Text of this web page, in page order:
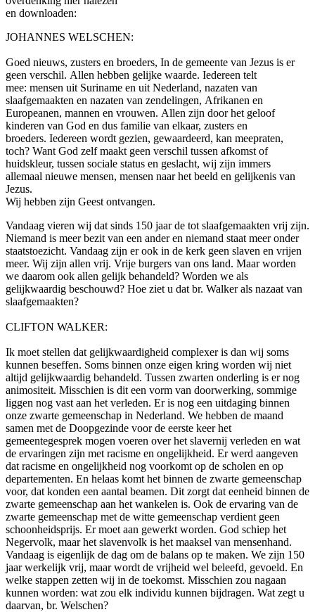
en downloaden:
JOHANNES WELSCHEN:
Goed nieuws, zusters en broeders, In de gemeente van Jezus is er
geen verschil. Allen hebben gelijke waarde. Iedereen telt
mee: mensen uit Suriname en uit Nederland, nazaten van
slaafgemaakten en nazaten van zendelingen, Afrikanen en
Europeanen, mannen en vrouwen. Allen zijn door het geloof
kinderen van God en dus familie van elkaar, zusters en
broeders. Iedereen wordt gezien, gewaardeerd, kan meepraten,
toch? Want God zelf maakt geen verschil tussen afkomst of
huidskleur, tussen sociale status en geslacht, wij zijn immers
allemaal nieuwe mensen, mensen naar het beeld en gelijkenis van
Jezus.
Wij hebben zijn Geest ontvangen.
Vandaag vieren wij dat sinds 150 jaar de tot slaafgemaakten vrij zijn.
Niemand is meer bezit van een ander en niemand staat meer onder
staatstoezicht. Vandaag zijn er ook in de kerk geen slaven en vrijen
meer. Wij zijn allen vrij. Vrije burgers van ons land. Maar worden
we daarom ook allen gelijk behandeld? Worden we als
gelijkwaardig beschouwd? Hoe ziet u dat br. Walker als nazaat van
slaafgemaakten?
CLIFTON WALKER:
Ik moet stellen dat gelijkwaardigheid complexer is dan wij soms
kunnen beseffen. Soms binnen onze eigen kring worden wij niet
altijd gelijkwaardig behandeld. Tussen zwarten onderling is er nog
animositeit. Misschien is dit een vorm van doorwerking, sommige
liggen nog vast aan het verleden. Er is nog een uitdaging binnen
onze zwarte gemeenschap in Nederland. We hebben de maand
samen met de Doopgezinde voor de eerste keer het
gemeentegesprek mogen voeren over het slavernij verleden en wat
de ervaringen zijn met racisme en ongelijkheid. Er werd aangeven
dat racisme en ongelijkheid nog voorkomt op de scholen en op
departementen. En helaas komt het binnen de zwarte gemeenschap
voor, dat konden een aantal beamen. Dit zorgt dat eenheid binnen de
zwarte gemeenschap aan het wankelen is. Ook de ervaring van de
zwarte gemeenschap met de witte gemeenschap verdient geen
schoonheidsprijs. Er moet aan gewerkt worden. God schiep het
Negervolk, maar het slavenvolk is het maaksel van mensenhand.
Vandaag is eigenlijk de dag om de balans op te maken. We zijn 150
jaar werkelijk vrij, maar wordt de vrijheid wel beleefd, gevoeld. En
welke stappen zetten wij in de toekomst. Misschien zou nagaan
kunnen worden: wat zou elk individu kunnen bijdragen. Wat zegt u
daarvan, br. Welschen?